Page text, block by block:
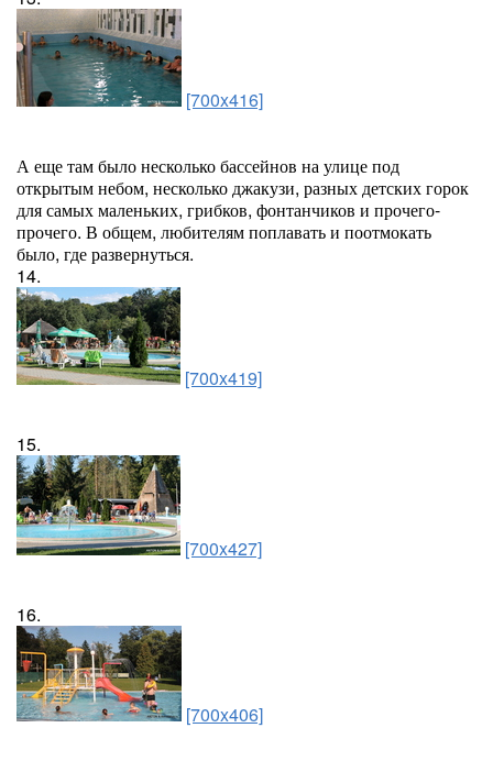
[700x416]
А еще там было несколько бассейнов на улице под
открытым небом, несколько джакузи, разных детских горок
для самых маленьких, грибков, фонтанчиков и прочего-
прочего. В общем, любителям поплавать и поотмокать
было, где развернуться.
14.
[700x419]
15.
[700x427]
16.
[700x406]